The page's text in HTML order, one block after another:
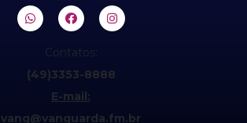
Contatos:
(49)3353-8888
E-mail:
vang@vanguarda.fm.br